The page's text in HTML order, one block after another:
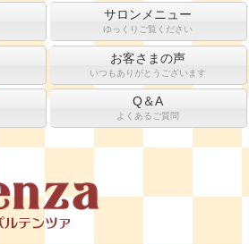
サロンメニュー
ゆっくりご覧ください
お客さまの声
いつもありがとうございます
Q＆A
よくあるご質問